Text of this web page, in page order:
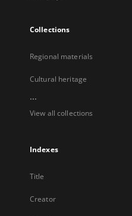
Collections
Regional materials
Cultural heritage
...
View all collections
Indexes
Title
Creator